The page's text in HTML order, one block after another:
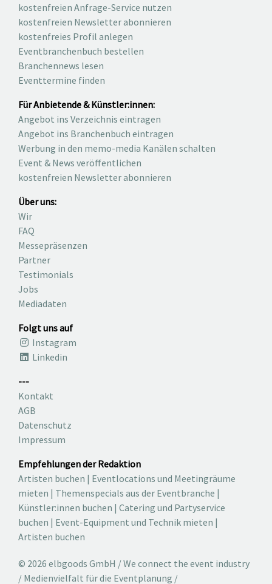
kostenfreien Anfrage-Service nutzen
kostenfreien Newsletter abonnieren
kostenfreies Profil anlegen
Eventbranchenbuch bestellen
Branchennews lesen
Eventtermine finden
Für Anbietende & Künstler:innen:
Angebot ins Verzeichnis eintragen
Angebot ins Branchenbuch eintragen
Werbung in den memo-media Kanälen schalten
Event & News veröffentlichen
kostenfreien Newsletter abonnieren
Über uns:
Wir
FAQ
Messepräsenzen
Partner
Testimonials
Jobs
Mediadaten
Folgt uns auf
Instagram
Linkedin
---
Kontakt
AGB
Datenschutz
Impressum
Empfehlungen der Redaktion
Artisten buchen | Eventlocations und Meetingräume
mieten | Themenspecials aus der Eventbranche |
Künstler:innen buchen | Catering und Partyservice
buchen | Event-Equipment und Technik mieten |
Artisten buchen
© 2026 elbgoods GmbH / We connect the event industry
/ Medienvielfalt für die Eventplanung /